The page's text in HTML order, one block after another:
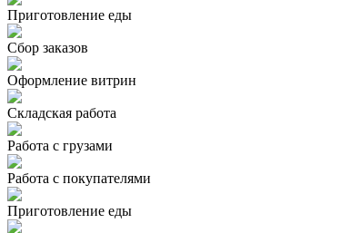
Приготовление еды
Сбор заказов
Оформление витрин
Складская работа
Работа с грузами
Работа с покупателями
Приготовление еды